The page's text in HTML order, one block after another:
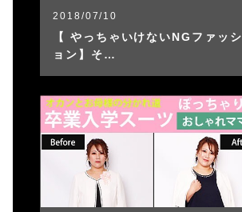
2018/07/10
【 やっちゃいけないNGファッシ
ョン】そ…